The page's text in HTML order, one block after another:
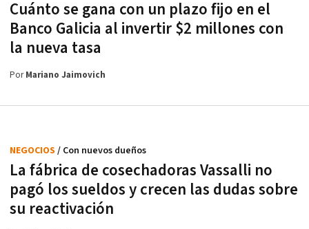
Cuánto se gana con un plazo fijo en el
Banco Galicia al invertir $2 millones con
la nueva tasa
PorMariano Jaimovich
La fábrica de cosechadoras Vassalli no
pagó los sueldos y crecen las dudas sobre
su reactivación
NEGOCIOS / Con nuevos dueños